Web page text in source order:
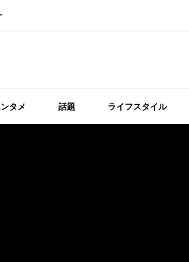
タメ 話題 ライフスタイル